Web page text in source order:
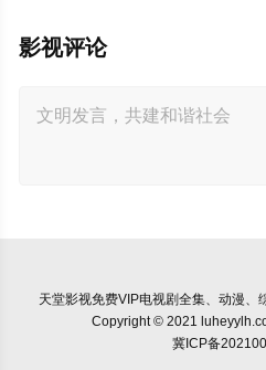
影视评论
天堂影视免费VIP电视剧全集、动漫、
Copyright © 2021
冀ICP备